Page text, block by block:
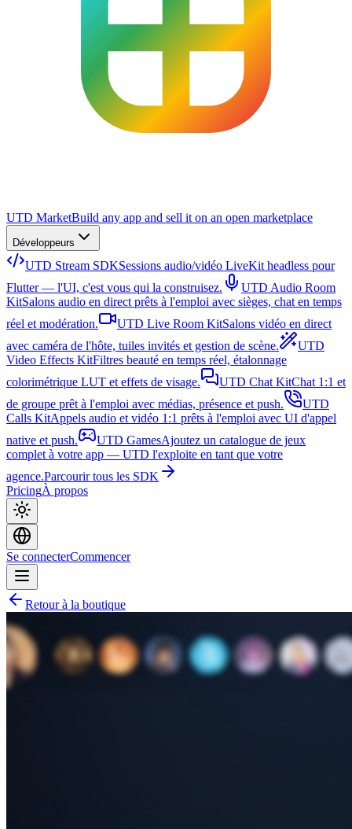
UTD MarketBuild any app and sell it on an open marketplace
Développeurs
UTD Stream SDKSessions audio/vidéo LiveKit headless pour
Flutter — l'UI, c'est vous qui la construisez.
UTD Audio Room
KitSalons audio en direct prêts à l'emploi avec sièges, chat en temps
réel et modération.
UTD Live Room KitSalons vidéo en direct
avec caméra de l'hôte, tuiles invités et gestion de scène.
UTD
Video Effects KitFiltres beauté en temps réel, étalonnage
colorimétrique LUT et effets de visage.
UTD Chat KitChat 1:1 et
de groupe prêt à l'emploi avec médias, présence et push.
UTD
Calls KitAppels audio et vidéo 1:1 prêts à l'emploi avec UI d'appel
native et push.
UTD GamesAjoutez un catalogue de jeux
complet à votre app — UTD l'exploite en tant que votre
agence.Parcourir tous les SDK
PricingÀ propos
Se connecterCommencer
Retour à la boutique